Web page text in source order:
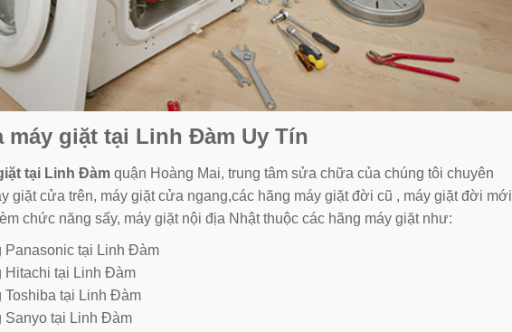
máy giặt tại Linh Đàm Uy Tín
tại Linh Đàm quận Hoàng Mai, trung tâm sửa chữa của chúng tôi chuyên
giặt cửa trên, máy giặt cửa ngang,các hãng máy giặt đời cũ , máy giặt đời mới
chức năng sấy, máy giặt nội địa Nhật thuộc các hãng máy giặt như:
Panasonic tại Linh Đàm
Hitachi tại Linh Đàm
Toshiba tại Linh Đàm
Sanyo tại Linh Đàm